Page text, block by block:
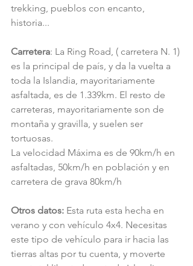
trekking, pueblos con encanto,
historia...
Carretera: La Ring Road, ( carretera N. 1)
es la principal de país, y da la vuelta a
toda la Islandia, mayoritariamente
asfaltada, es de 1.339km. El resto de
carreteras, mayoritariamente son de
montaña y gravilla, y suelen ser
tortuosas.
La velocidad Máxima es de 90km/h en
asfaltadas, 50km/h en población y en
carretera de grava 80km/h
Otros datos: Esta ruta esta hecha en
verano y con vehículo 4x4. Necesitas
este tipo de vehículo para ir hacia las
tierras altas por tu cuenta, y moverte